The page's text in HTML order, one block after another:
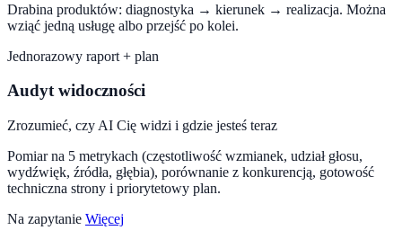
Drabina produktów: diagnostyka → kierunek → realizacja. Można
wziąć jedną usługę albo przejść po kolei.
Jednorazowy raport + plan
Audyt widoczności
Zrozumieć, czy AI Cię widzi i gdzie jesteś teraz
Pomiar na 5 metrykach (częstotliwość wzmianek, udział głosu,
wydźwięk, źródła, głębia), porównanie z konkurencją, gotowość
techniczna strony i priorytetowy plan.
Na zapytanie Więcej